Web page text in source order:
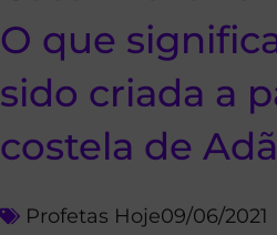
O que
sido criada a
costela de
Profetas Hoje09/06/2021